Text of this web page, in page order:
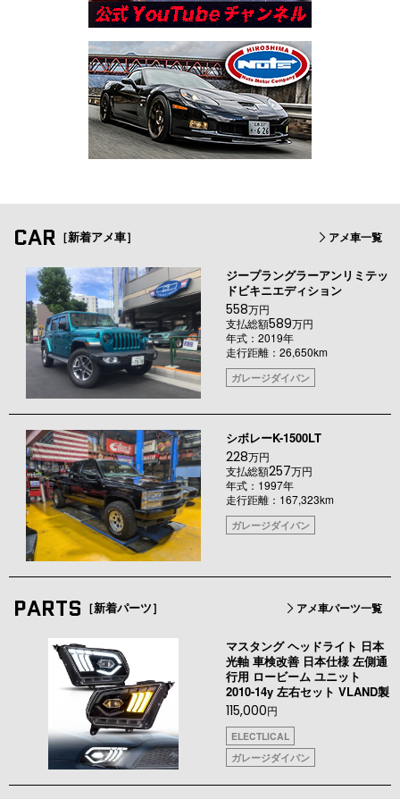
CAR ［新着アメ車］ アメ車一覧
ジープラングラーアンリミテッ
ドビキニエディション
558万円
支払総額589万円
年式：2019年
走行距離：26,650km
ガレージダイバン
シボレーK-1500LT
228万円
支払総額257万円
年式：1997年
走行距離：167,323km
ガレージダイバン
PARTS ［新着パーツ］ アメ車パーツ一覧
マスタング ヘッドライト 日本
光軸 車検改善 日本仕様 左側通
行用 ロービーム ユニット
2010-14y 左右セット VLAND製
115,000円
ELECTLICAL
ガレージダイバン